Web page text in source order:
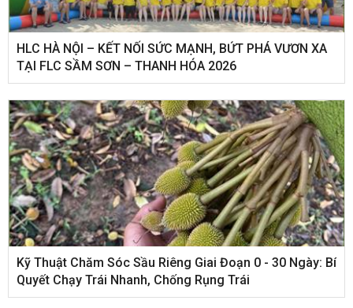
HLC HÀ NỘI – KẾT NỐI SỨC MẠNH, BỨT PHÁ VƯƠN XA
TẠI FLC SẦM SƠN – THANH HÓA 2026
Kỹ Thuật Chăm Sóc Sầu Riêng Giai Đoạn 0 - 30 Ngày: Bí
Quyết Chạy Trái Nhanh, Chống Rụng Trái